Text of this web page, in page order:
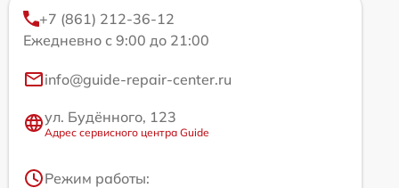
+7 (861) 212-36-12
Ежедневно с 9:00 до 21:00
info@guide-repair-center.ru
ул. Будённого, 123
Адрес сервисного центра Guide
Режим работы: